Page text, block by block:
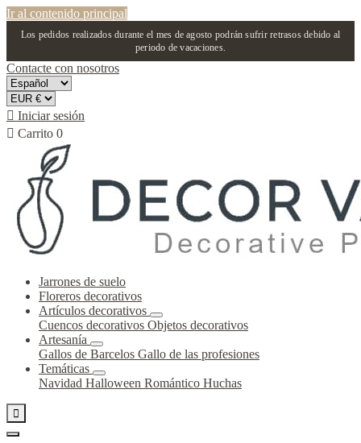
Ir al contenido principal
Los pedidos realizados durante el mes de agosto podrán sufrir retrasos debido al
periodo de vacaciones.
Contacte con nosotros
 Iniciar sesión
 Carrito 0
Jarrones de suelo
Floreros decorativos
Artículos decorativos
Cuencos decorativos Objetos decorativos
Artesanía
Gallos de Barcelos Gallo de las profesiones
Temáticas
Navidad Halloween Romántico Huchas
